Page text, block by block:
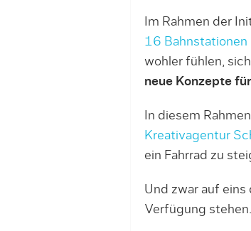
Im Rahmen der
16 Bahnstationen
wohler fühlen,
neue Konzepte
In diesem
Kreativagentur
ein Fahrrad zu
Und zwar auf eins
Verfügung stehen.